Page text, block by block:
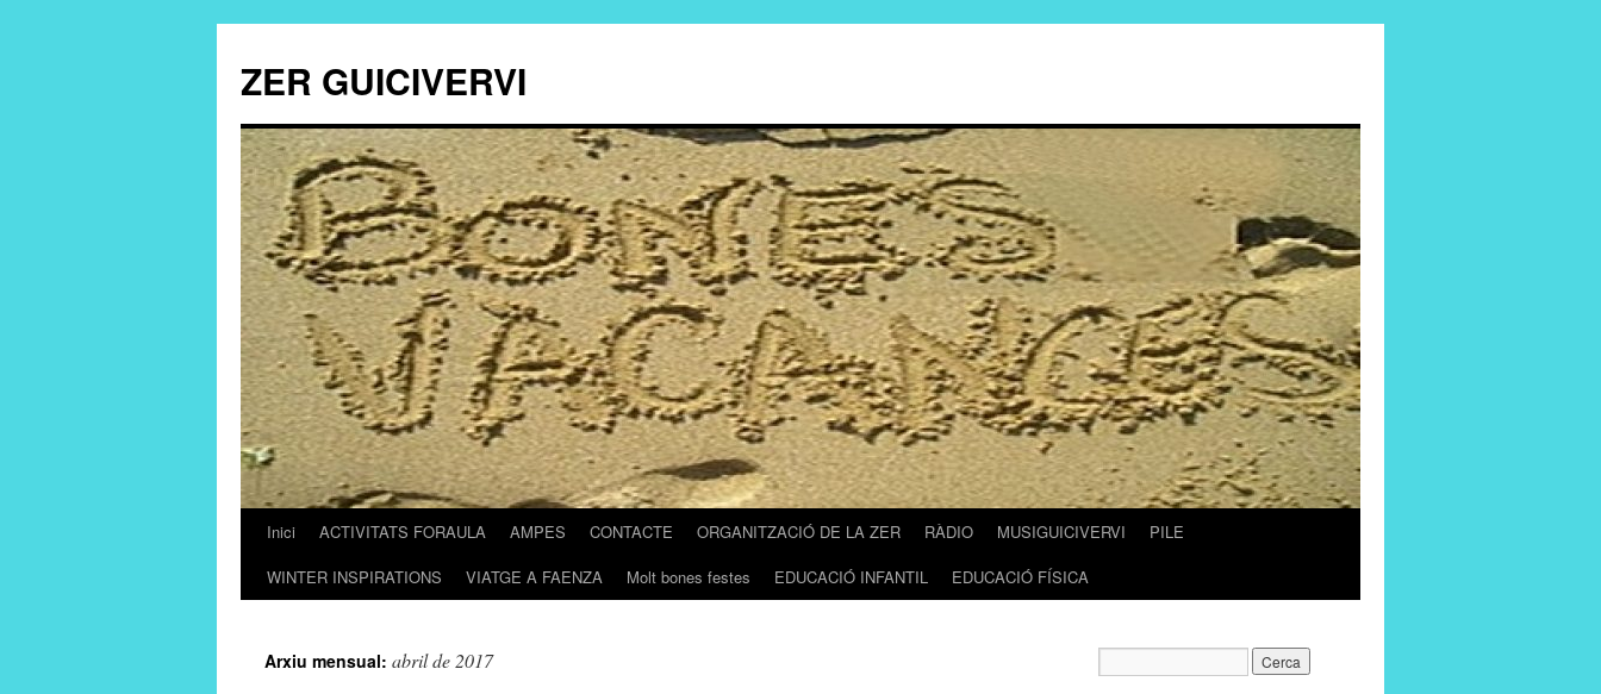
ZER GUICIVERVI
VésInici ACTIVITATS FORAULA AMPES CONTACTE ORGANITZACIÓ DE LA ZER RÀDIO MUSIGUICIVERVI
PILE
WINTER INSPIRATIONS
VIATGE A FAENZA Molt bones festes EDUCACIÓ INFANTIL EDUCACIÓ FÍSICA
Arxiu mensual: abril de 2017